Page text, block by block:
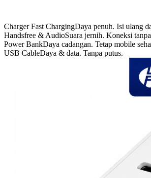
Charger Fast ChargingDaya penuh. Isi ulang
Handsfree & AudioSuara jernih. Koneksi
Power BankDaya cadangan. Tetap mobile
USB CableDaya & data. Tanpa putus.